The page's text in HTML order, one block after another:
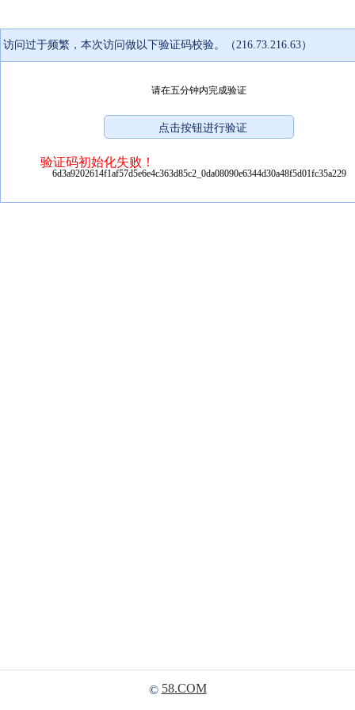
访问过于频繁，本次访问做以下验证码校验。（216.73.216.63）
请在五分钟内完成验证
验证码初始化失败！
6d3a9202614f1af57d5e6e4c363d85c2_0da08090e6344d30a48f5d01fc35a229
© 58.COM